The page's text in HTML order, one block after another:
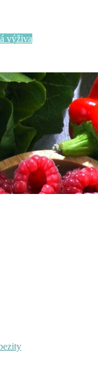
výživa